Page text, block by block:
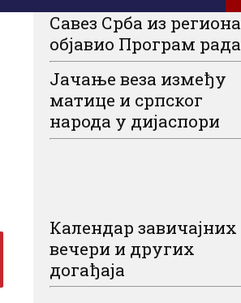
Савез Срба из региона
објавио Програм рада
Јачање веза између
матице и српског
народа у дијаспори
Календар завичајних
вечери и других
догађаја